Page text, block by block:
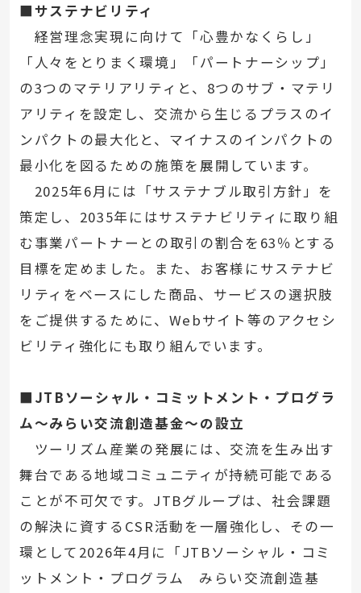
■サステナビリティ
経営理念実現に向けて「心豊かなくらし」
「人々をとりまく環境」「パートナーシップ」
の3つのマテリアリティと、8つのサブ・マテリ
アリティを設定し、交流から生じるプラスのイ
ンパクトの最大化と、マイナスのインパクトの
最小化を図るための施策を展開しています。
2025年6月には「サステナブル取引方針」を
策定し、2035年にはサステナビリティに取り組
む事業パートナーとの取引の割合を63％とする
目標を定めました。また、お客様にサステナビ
リティをベースにした商品、サービスの選択肢
をご提供するために、Webサイト等のアクセシ
ビリティ強化にも取り組んでいます。
■JTBソーシャル・コミットメント・プログラ
ム～みらい交流創造基金～の設立
ツーリズム産業の発展には、交流を生み出す
舞台である地域コミュニティが持続可能である
ことが不可欠です。JTBグループは、社会課題
の解決に資するCSR活動を一層強化し、その一
環として2026年4月に「JTBソーシャル・コミ
ットメント・プログラム みらい交流創造基